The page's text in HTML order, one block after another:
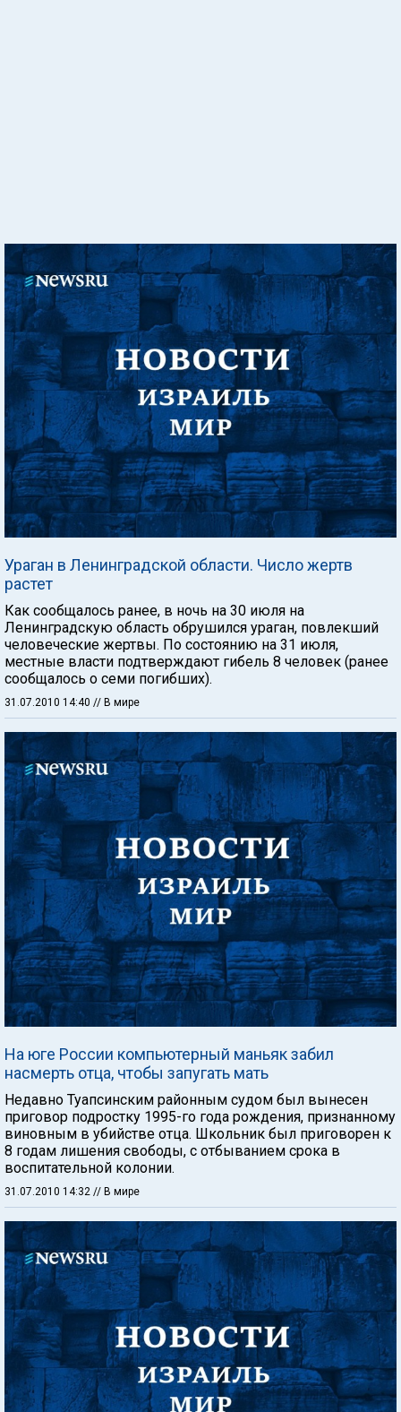
Ураган в Ленинградской области. Число жертв
растет
Как сообщалось ранее, в ночь на 30 июля на
Ленинградскую область обрушился ураган, повлекший
человеческие жертвы. По состоянию на 31 июля,
местные власти подтверждают гибель 8 человек (ранее
сообщалось о семи погибших).
31.07.2010 14:40 // В мире
На юге России компьютерный маньяк забил
насмерть отца, чтобы запугать мать
Недавно Туапсинским районным судом был вынесен
приговор подростку 1995-го года рождения, признанному
виновным в убийстве отца. Школьник был приговорен к
8 годам лишения свободы, с отбыванием срока в
воспитательной колонии.
31.07.2010 14:32 // В мире